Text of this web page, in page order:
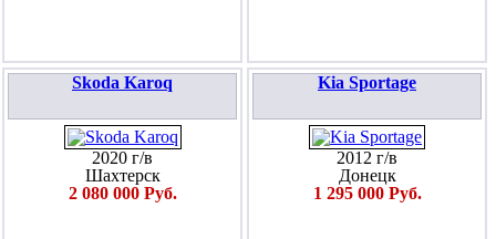
Skoda Karoq
2020 г/в
Шахтерск
2 080 000 Руб.
Kia Sportage
2012 г/в
Донецк
1 295 000 Руб.